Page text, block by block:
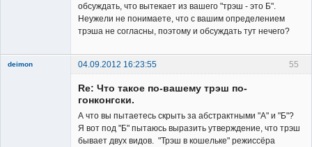
обсуждать, что вытекает из вашего "трэш - это Б".
Неужели не понимаете, что с вашим определением
трэша не согласны, поэтому и обсуждать тут нечего?
55
deimon
04.09.2012 16:23:55
Re: Что такое по-вашему трэш по-
гонконгски.
А что вы пытаетесь скрыть за абстрактными "А" и "Б"?
Я вот под "Б" пытаюсь выразить утверждение, что трэш
бывает двух видов. "Трэш в кошельке" режиссёра